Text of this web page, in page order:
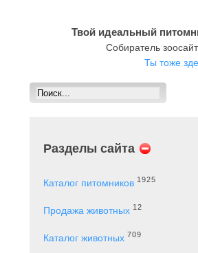
Твой идеальный
Собиратель
Ты тоже
Разделы сайта
Каталог питомников 1925
Продажа животных 12
Каталог животных 709